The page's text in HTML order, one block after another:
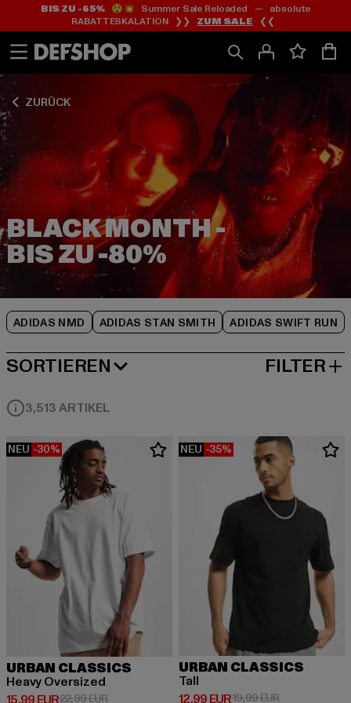
Zum
Inhalt
springen
Zum
Fußzeile
springen
BIS ZU -65%😲💥 Summer Sale Reloaded — absolute
RABATTESKALATION ❯❯ ZUM SALE ❮❮
ZURÜCK
BLACK MONTH -
ADIDAS NMD ADIDAS STAN SMITH ADIDAS SWIFT RUN
Zum
Produktraster
springen
SORTIEREN
BELIEBTESTE FILTER
3,513 ARTIKEL
NEU -30%
URBAN CLASSICS
Heavy Oversized
Derzeitiger Preis: 15,99 EUR
22,99 EURAktionspreis: 22,99 EUR
NEU -35%
URBAN CLASSICS
Tall
12,99 EUR
Derzeitiger Preis: 12,99 EUR
19,99 EURAktionspreis: